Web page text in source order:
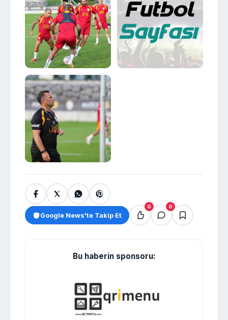
Google News'te Takip Et
0 0
Bu haberin sponsoru: